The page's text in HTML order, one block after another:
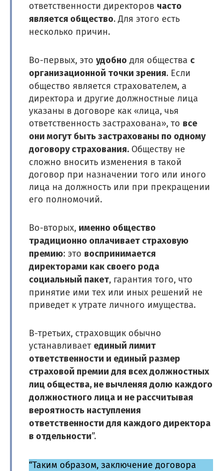
ответственности директоров часто
является общество. Для этого есть
несколько причин.
Во-первых, этоудобно для общества с
организационной точки зрения. Если
общество является страхователем, а
директора и другие должностные лица
указаны в договоре как «лица, чья
ответственность застрахована», то все
они могут бытьзастрахованы по одному
договору страхования. Обществу не
сложно вносить изменения в такой
договор при назначении того или иного
лица на должность или при прекращении
его полномочий.
Во-вторых, именно общество
традиционно оплачивает страховую
премию: это воспринимается
директорами как своего рода
социальный пакет, гарантия того, что
принятие ими тех или иных решений не
приведет к утрате личного имущества.
В-третьих, страховщик обычно
устанавливает единый лимит
ответственности и единый размер
страховой премии для всех должностных
лиц общества, не вычленяя долю каждого
должностного лица и не рассчитывая
вероятность наступления
ответственности для каждого директора
в отдельности”.
“Таким образом, заключение договора